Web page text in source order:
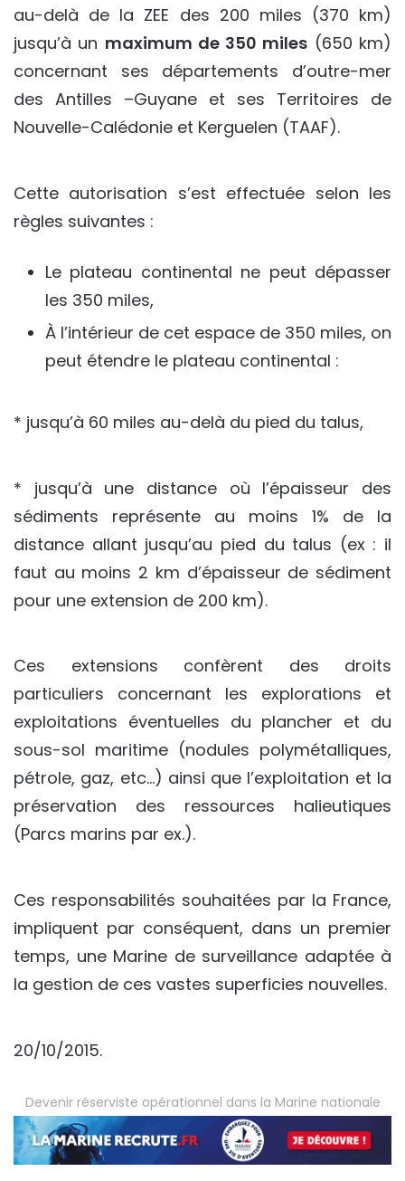
au-delà de la ZEE des 200 miles (370 km)
jusqu’à un maximum de 350 miles (650 km)
concernant ses départements d’outre-mer
des Antilles –Guyane et ses Territoires de
Nouvelle-Calédonie et Kerguelen (TAAF).
Cette autorisation s’est effectuée selon les
règles suivantes :
Le plateau continental ne peut dépasser
les 350 miles,
À l’intérieur de cet espace de 350 miles, on
peut étendre le plateau continental :
* jusqu’à 60 miles au-delà du pied du talus,
* jusqu’à une distance où l’épaisseur des
sédiments représente au moins 1% de la
distance allant jusqu’au pied du talus (ex : il
faut au moins 2 km d’épaisseur de sédiment
pour une extension de 200 km).
Ces extensions confèrent des droits
particuliers concernant les explorations et
exploitations éventuelles du plancher et du
sous-sol maritime (nodules polymétalliques,
pétrole, gaz, etc…) ainsi que l’exploitation et la
préservation des ressources halieutiques
(Parcs marins par ex.).
Ces responsabilités souhaitées par la France,
impliquent par conséquent, dans un premier
temps, une Marine de surveillance adaptée à
la gestion de ces vastes superficies nouvelles.
20/10/2015.
Devenir réserviste opérationnel dans la Marine nationale